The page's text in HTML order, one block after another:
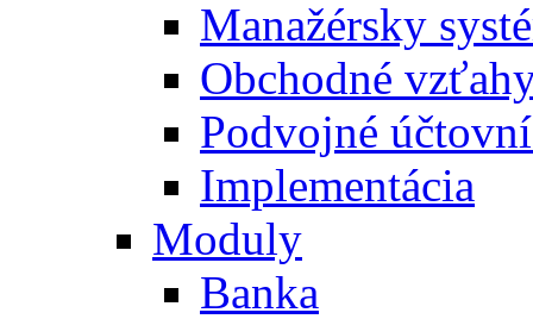
Manažérsky
Obchodné
Podvojné
Implementácia
Moduly
Banka